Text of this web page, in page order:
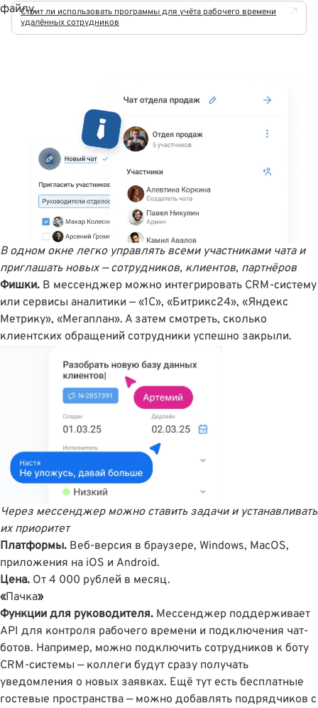
файлу.Стоит ли использовать программы для учёта рабочего времени
удалённых сотрудников
В одном окне легко управлять всеми участниками чата и
приглашать новых — сотрудников, клиентов, партнёров
Фишки. В мессенджер можно интегрировать CRM-систему
или сервисы аналитики — «1C», «Битрикс24», «Яндекс
Метрику», «Мегаплан». А затем смотреть, сколько
клиентских обращений сотрудники успешно закрыли.
Через мессенджер можно ставить задачи и устанавливать
их приоритет
Платформы. Веб-версия в браузере, Windows, MacOS,
приложения на iOS и Android.
Цена. От 4 000 рублей в месяц.
«Пачка»
Функции для руководителя. Мессенджер поддерживает
API для контроля рабочего времени и подключения чат-
ботов. Например, можно подключить сотрудников к боту
CRM-системы — коллеги будут сразу получать
уведомления о новых заявках. Ещё тут есть бесплатные
гостевые пространства — можно добавлять подрядчиков с